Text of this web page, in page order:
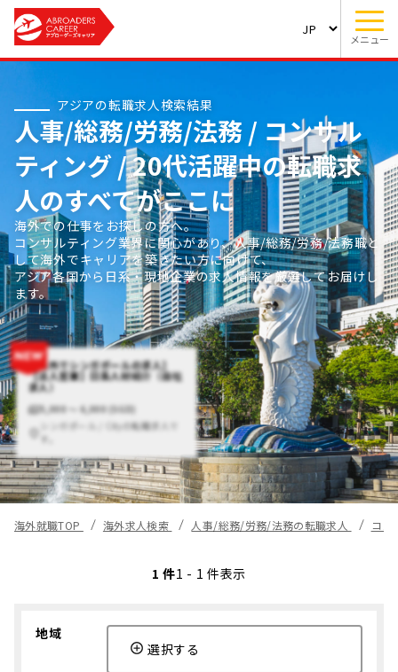
メニュー
アジアの転職求人検索結果
人事/総務/労務/法務 / コンサル
ティング / 20代活躍中の転職求
人のすべてがここに
海外での仕事をお探しの方へ。
コンサルティング業界に関心があり、人事/総務/労務/法務職と
して海外でキャリアを築きたい方に向けて、
アジア各国から日系・現地企業の求人情報を厳選してお届けし
ます。
【海外でシンガポールの求人】
【法人営業】日系人材紹介（自社
求人）
5,000 〜 6,000 (SGD)
シンガポール / Cityの転職求人で
す。
海外就職TOP 海外求人検索 人事/総務/労務/法務の転職求人 コン
1 件1 - 1 件表示
地域
選択する